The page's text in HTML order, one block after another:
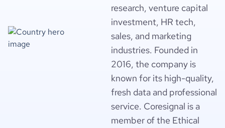
research, venture capital
investment, HR tech,
sales, and marketing
industries. Founded in
2016, the company is
known for its high-quality,
fresh data and professional
service. Coresignal is a
member of the Ethical